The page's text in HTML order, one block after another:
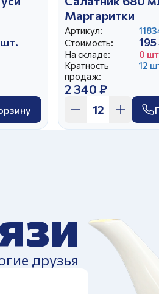
Маргаритки
Артикул:
Стоимость:
На складе:
0
Кратность
продаж:
12
2 340 ₽
друзья